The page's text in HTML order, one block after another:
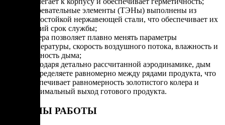
Нагревательные элементы (ТЭНы) выполнены из
термостойкой нержавеющей стали, что обеспечивает их
долгий срок службы;
Камера позволяет плавно менять параметры
температуры, скорость воздушного потока, влажность и
плотность дыма;
Благодаря детально рассчитанной аэродинамике, дым
распределяете равномерно между рядами продукта, что
обеспечивает равномерность золотистого колера и
максимальный выход готового продукта.
РЕЖИМЫ РАБОТЫ